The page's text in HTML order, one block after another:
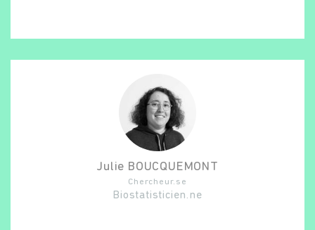
Julie BOUCQUEMONT
Chercheur.se
Biostatisticien.ne